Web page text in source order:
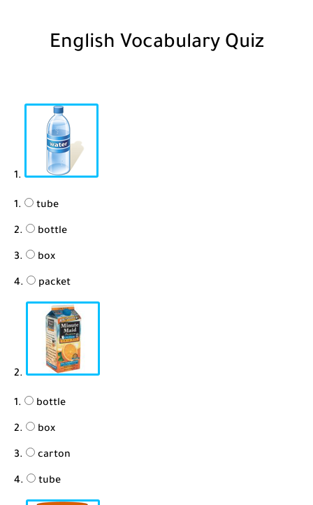
English Vocabulary Quiz
1.
tube
bottle
box
packet
2.
bottle
box
carton
tube